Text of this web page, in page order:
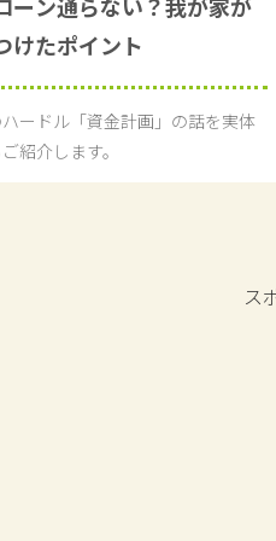
ーン通らない？我が家が
けたポイント
ードル「資金計画」の話を実体
紹介します。
ス